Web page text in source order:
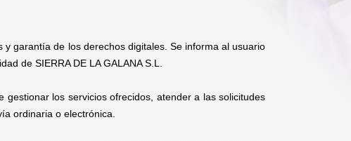
garantía de los derechos digitales. Se informa al usuario
de SIERRA DE LA GALANA S.L.
los servicios ofrecidos, atender a las solicitudes
ordinaria o electrónica.